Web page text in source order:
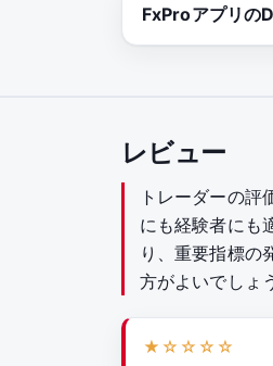
FxProアプリの
レビュー
トレーダーの
にも経験者にも
り、重要指標の
方がよいでしょ
★☆☆☆☆